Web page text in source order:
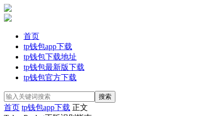
首页
tp钱包app下载
tp钱包下载地址
tp钱包最新版下载
tp钱包官方下载
首页 tp钱包app下载 正文